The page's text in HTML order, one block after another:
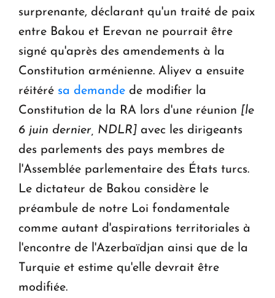
surprenante, déclarant qu'un traité de paix
entre Bakou et Erevan ne pourrait être
signé qu'après des amendements à la
Constitution arménienne. Aliyev a ensuite
réitéré sa demande de modifier la
Constitution de la RA lors d'une réunion [le
6 juin dernier, NDLR] avec les dirigeants
des parlements des pays membres de
l'Assemblée parlementaire des États turcs.
Le dictateur de Bakou considère le
préambule de notre Loi fondamentale
comme autant d'aspirations territoriales à
l'encontre de l'Azerbaïdjan ainsi que de la
Turquie et estime qu'elle devrait être
modifiée.